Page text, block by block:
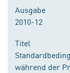
Ausgabe
2010-12
Titel
während der